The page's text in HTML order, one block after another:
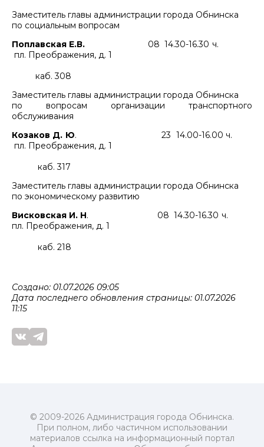
Заместитель главы администрации города Обнинска
по социальным вопросам
Поплавская Е.В.
08 14.30-16.30 ч.
пл. Преображения, д. 1
каб. 308
Заместитель главы администрации города Обнинска
по вопросам организации транспортного
обслуживания
Козаков Д. Ю. 23 14.00-16.00 ч.
пл. Преображения, д. 1
каб. 317
Заместитель главы администрации города Обнинска
по экономическому развитию
Висковская И. Н. 08 14.30-16.30 ч.
пл. Преображения, д. 1
каб. 218
Создано: 01.07.2026 09:05
Дата последнего обновления страницы: 01.07.2026
11:15
© 2009-2026 Администрация города Обнинска.
При полном, либо частичном использовании
материалов ссылка на информационный портал